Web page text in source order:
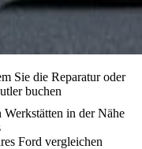
Sie die Reparatur oder
buchen
in der Nähe
Ford vergleichen